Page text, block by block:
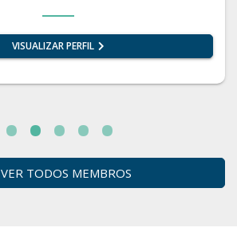
VISUALIZAR PERFIL
• • • • •
VER TODOS MEMBROS